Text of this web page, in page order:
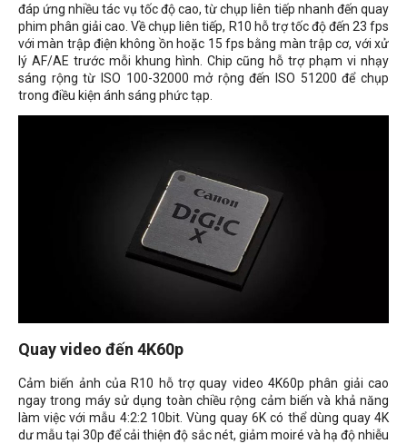
đáp ứng nhiều tác vụ tốc độ cao, từ chụp liên tiếp nhanh đến quay
phim phân giải cao. Về chụp liên tiếp, R10 hỗ trợ tốc độ đến 23 fps
với màn trập điện không ồn hoặc 15 fps bằng màn trập cơ, với xử
lý AF/AE trước mỗi khung hình. Chip cũng hỗ trợ phạm vi nhạy
sáng rộng từ ISO 100-32000 mở rộng đến ISO 51200 để chụp
trong điều kiện ánh sáng phức tạp.
Quay video đến 4K60p
Cảm biến ảnh của R10 hỗ trợ quay video 4K60p phân giải cao
ngay trong máy sử dụng toàn chiều rộng cảm biến và khả năng
làm việc với mẫu 4:2:2 10bit. Vùng quay 6K có thể dùng quay 4K
dư mẫu tại 30p để cải thiện độ sắc nét, giảm moiré và hạ độ nhiễu